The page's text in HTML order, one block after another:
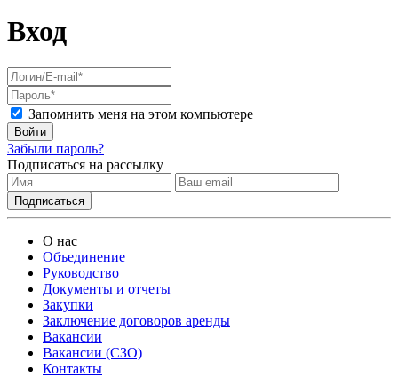
Вход
Запомнить меня на этом компьютере
Войти
Забыли пароль?
Подписаться на рассылку
О нас
Объединение
Руководство
Документы и отчеты
Закупки
Заключение договоров аренды
Вакансии
Вакансии (СЗО)
Контакты